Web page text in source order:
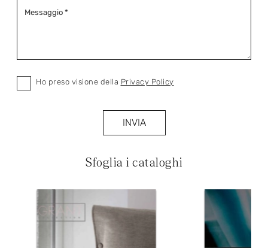
Sfoglia i cataloghi
Ho preso visione della Privacy Policy
INVIA